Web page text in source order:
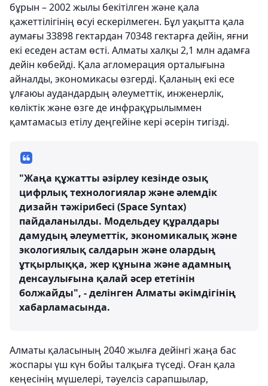
бұрын – 2002 жылы бекітілген және қала
қажеттілігінің өсуі ескерілмеген. Бұл уақытта қала
аумағы 33898 гектардан 70348 гектарға дейін, яғни
екі еседен астам өсті. Алматы халқы 2,1 млн адамға
дейін көбейді. Қала агломерация орталығына
айналды, экономикасы өзгерді. Қаланың екі есе
ұлғаюы аудандардың әлеуметтік, инженерлік,
көліктік және өзге де инфрақұрылыммен
қамтамасыз етілу деңгейіне кері әсерін тигізді.
"Жаңа құжатты әзірлеу кезінде озық
цифрлық технологиялар және әлемдік
дизайн тәжірибесі (Space Syntax)
пайдаланылды. Модельдеу құралдары
дамудың әлеуметтік, экономикалық және
экологиялық салдарын және олардың
ұтқырлыққа, жер құнына және адамның
денсаулығына қалай әсер ететінін
болжайды", - делінген Алматы әкімдігінің
хабарламасында.
Алматы қаласының 2040 жылға дейінгі жаңа бас
жоспары үш күн бойы талқыға түседі. Оған қала
кеңесінің мүшелері, тәуелсіз сарапшылар,